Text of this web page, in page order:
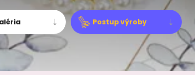
Postup výroby